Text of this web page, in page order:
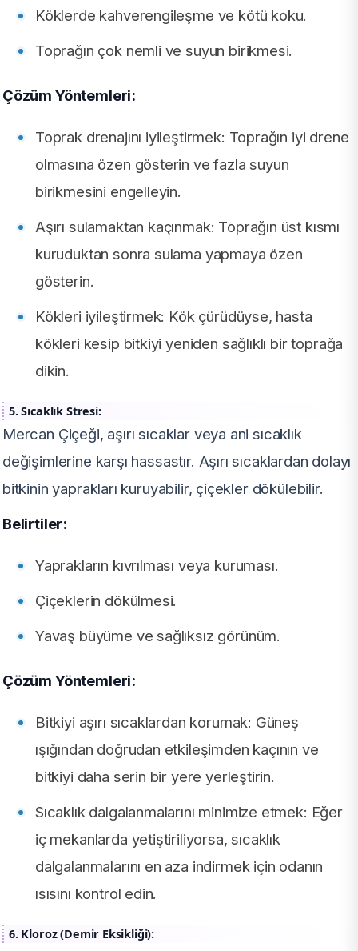
Köklerde kahverengileşme ve kötü koku.
Toprağın çok nemli ve suyun birikmesi.
Çözüm Yöntemleri:
Toprak drenajını iyileştirmek: Toprağın iyi drene
olmasına özen gösterin ve fazla suyun
birikmesini engelleyin.
Aşırı sulamaktan kaçınmak: Toprağın üst kısmı
kuruduktan sonra sulama yapmaya özen
gösterin.
Kökleri iyileştirmek: Kök çürüdüyse, hasta
kökleri kesip bitkiyi yeniden sağlıklı bir toprağa
dikin.
5. Sıcaklık Stresi:
Mercan Çiçeği, aşırı sıcaklar veya ani sıcaklık
değişimlerine karşı hassastır. Aşırı sıcaklardan dolayı
bitkinin yaprakları kuruyabilir, çiçekler dökülebilir.
Belirtiler:
Yaprakların kıvrılması veya kuruması.
Çiçeklerin dökülmesi.
Yavaş büyüme ve sağlıksız görünüm.
Çözüm Yöntemleri:
Bitkiyi aşırı sıcaklardan korumak: Güneş
ışığından doğrudan etkileşimden kaçının ve
bitkiyi daha serin bir yere yerleştirin.
Sıcaklık dalgalanmalarını minimize etmek: Eğer
iç mekanlarda yetiştiriliyorsa, sıcaklık
dalgalanmalarını en aza indirmek için odanın
ısısını kontrol edin.
6. Kloroz (Demir Eksikliği):